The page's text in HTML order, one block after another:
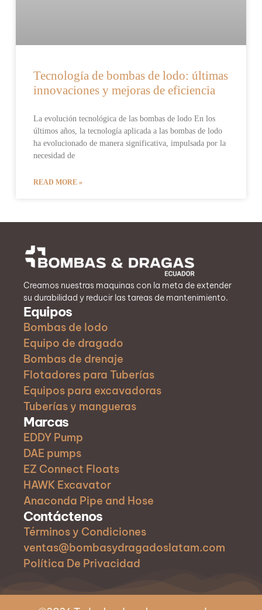
Tecnología de bombas de lodo: últimas
innovaciones y mejoras de eficiencia
La evolución tecnológica de las bombas de lodo En los
últimos años, la tecnología aplicada a las bombas de lodo
ha evolucionado de manera significativa, impulsada por la
necesidad de
READ MORE »
Creamos nuestras maquinas con la meta de extender
su durabilidad y reducir las tareas de mantenimiento.
Equipos
Bombas de lodo
Equipo de dragado
Bombas de drenaje
Flotadores para Tuberías
Equipos para excavadoras
Tuberías y mangueras
Marcas
EDDY Pump
DAE pumps
EZ Connect Floats
HAWK Excavator
Anaconda Pipe and Hose
Contáctenos
Términos y Condiciones
ventas@bombasydragadoslatam.com
Política De Privacidad